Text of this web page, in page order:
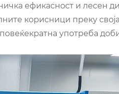
ефикасност и лесен
корисници преку
употреба